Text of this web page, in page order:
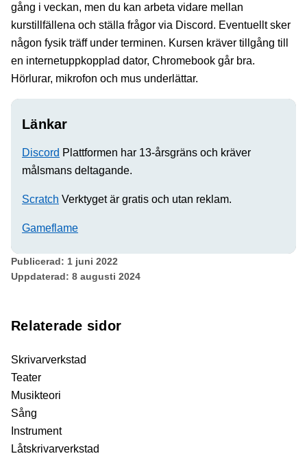
gång i veckan, men du kan arbeta vidare mellan
kurstillfällena och ställa frågor via Discord. Eventuellt sker
någon fysik träff under terminen. Kursen kräver tillgång till
en internetuppkopplad dator, Chromebook går bra.
Hörlurar, mikrofon och mus underlättar.
Länkar
Discord Plattformen har 13-årsgräns och kräver
målsmans deltagande.
Scratch Verktyget är gratis och utan reklam.
Gameflame
Publicerad: 1 juni 2022
Uppdaterad: 8 augusti 2024
Relaterade sidor
Skrivarverkstad
Teater
Musikteori
Sång
Instrument
Låtskrivarverkstad